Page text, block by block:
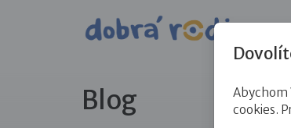
Blog
Abychom
cookies.